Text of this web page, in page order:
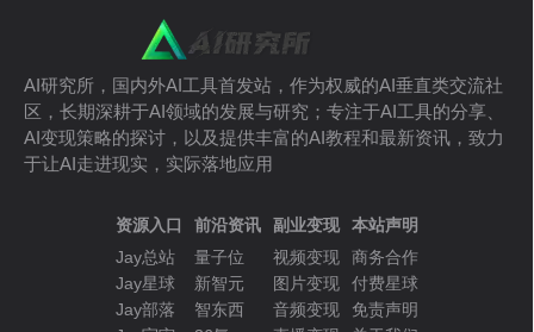
AI研究所，国内外AI工具首发站，作为权威的AI垂直类交流社
区，长期深耕于AI领域的发展与研究；专注于AI工具的分享、
AI变现策略的探讨，以及提供丰富的AI教程和最新资讯，致力
于让AI走进现实，实际落地应用
资源入口
Jay总站
Jay星球
Jay部落
前沿资讯
量子位
新智元
智东西
副业变现
视频变现
图片变现
音频变现
本站声明
商务合作
付费星球
免责声明